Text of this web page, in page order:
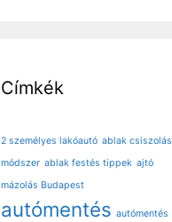
Címkék
2 személyes lakóautó ablak csiszolás
módszer ablak festés tippek ajtó
mázolás Budapest
autómentés autómentés